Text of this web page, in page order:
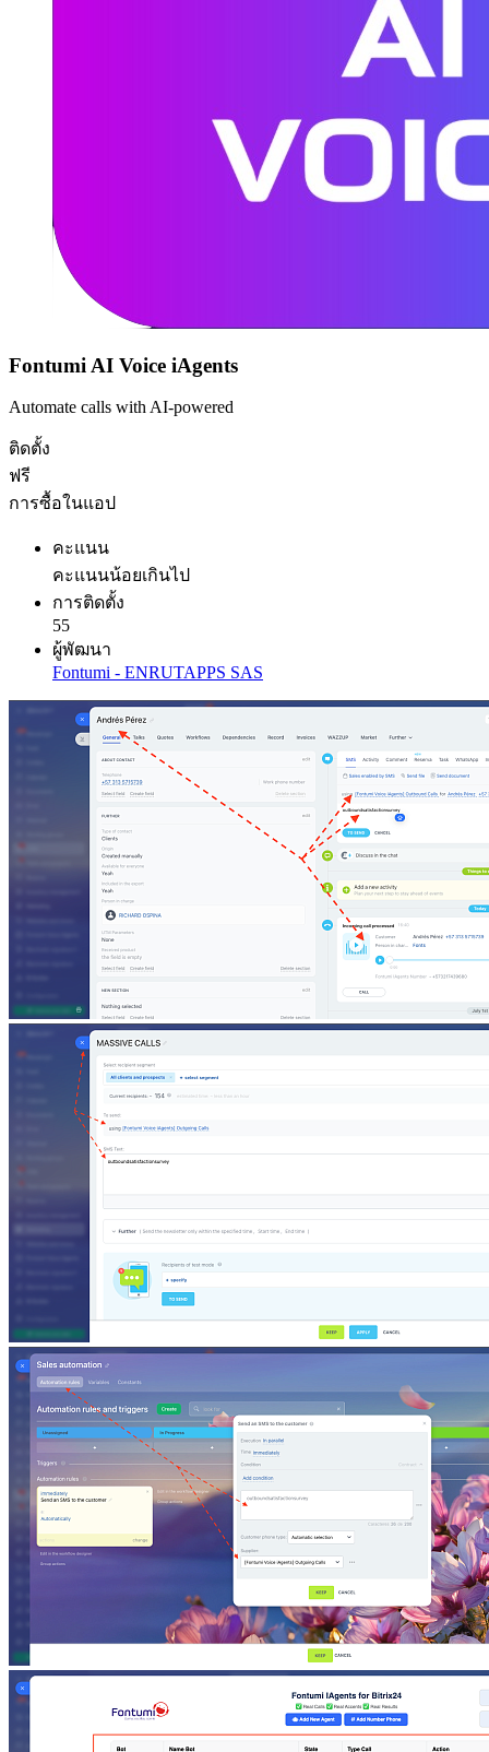
Fontumi AI Voice iAgents
Automate calls with AI-powered
ติดตั้ง
ฟรี
การซื้อในแอป
คะแนน
คะแนนน้อยเกินไป
การติดตั้ง
55
ผู้พัฒนา
Fontumi - ENRUTAPPS SAS